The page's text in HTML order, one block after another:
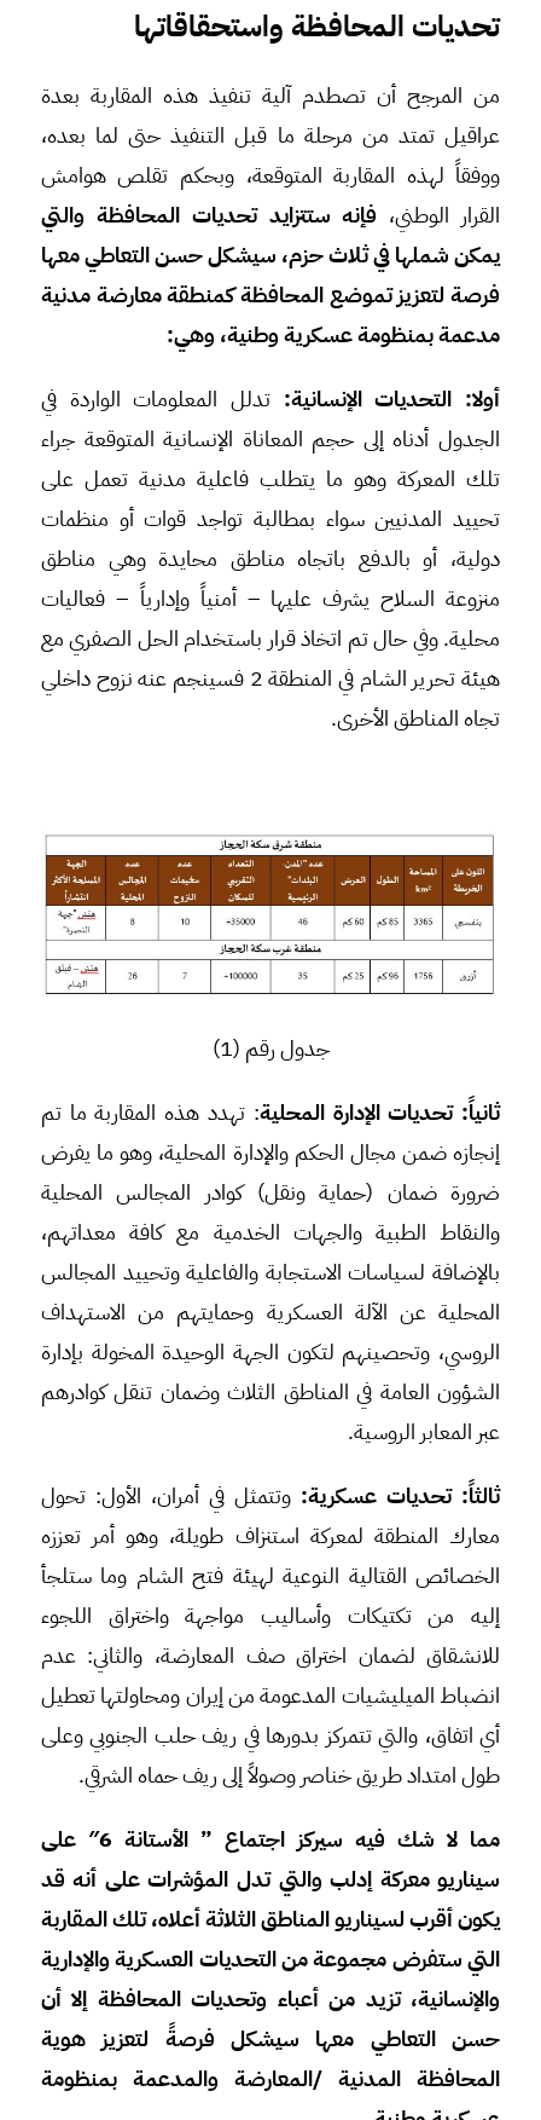
تحديات المحافظة واستحقاقاتها
من المرجح أن تصطدم آلية تنفيذ هذه المقاربة بعدة
عراقيل تمتد من مرحلة ما قبل التنفيذ حتى لما بعده،
ووفقاً لهذه المقاربة المتوقعة، وبحكم تقلص هوامش
القرار الوطني، فإنه ستتزايد تحديات المحافظة والتي
يمكن شملها في ثلاث حزم، سيشكل حسن التعاطي معها
فرصة لتعزيز تموضع المحافظة كمنطقة معارضة مدنية
مدعمة بمنظومة عسكرية وطنية، وهي:
أولا: التحديات الإنسانية: تدلل المعلومات الواردة في
الجدول أدناه إلى حجم المعاناة الإنسانية المتوقعة جراء
تلك المعركة وهو ما يتطلب فاعلية مدنية تعمل على
تحييد المدنيين سواء بمطالبة تواجد قوات أو منظمات
دولية، أو بالدفع باتجاه مناطق محايدة وهي مناطق
منزوعة السلاح يشرف عليها – أمنياً وإدارياً – فعاليات
محلية. وفي حال تم اتخاذ قرار باستخدام الحل الصفري مع
هيئة تحرير الشام في المنطقة 2 فسينجم عنه نزوح داخلي
تجاه المناطق الأخرى.
جدول رقم (1)
ثانياً: تحديات الإدارة المحلية: تهدد هذه المقاربة ما تم
إنجازه ضمن مجال الحكم والإدارة المحلية، وهو ما يفرض
ضرورة ضمان (حماية ونقل) كوادر المجالس المحلية
والنقاط الطبية والجهات الخدمية مع كافة معداتهم،
بالإضافة لسياسات الاستجابة والفاعلية وتحييد المجالس
المحلية عن الآلة العسكرية وحمايتهم من الاستهداف
الروسي، وتحصينهم لتكون الجهة الوحيدة المخولة بإدارة
الشؤون العامة في المناطق الثلاث وضمان تنقل كوادرهم
عبر المعابر الروسية.
ثالثاً: تحديات عسكرية: وتتمثل في أمران، الأول: تحول
معارك المنطقة لمعركة استنزاف طويلة، وهو أمر تعززه
الخصائص القتالية النوعية لهيئة فتح الشام وما ستلجأ
إليه من تكتيكات وأساليب مواجهة واختراق اللجوء
للانشقاق لضمان اختراق صف المعارضة، والثاني: عدم
انضباط الميليشيات المدعومة من إيران ومحاولتها تعطيل
أي اتفاق، والتي تتمركز بدورها في ريف حلب الجنوبي وعلى
طول امتداد طريق خناصر وصولاً إلى ريف حماه الشرقي.
مما لا شك فيه سيركز اجتماع ” الأستانة 6″ على
سيناريو معركة إدلب والتي تدل المؤشرات على أنه قد
يكون أقرب لسيناريو المناطق الثلاثة أعلاه، تلك المقاربة
التي ستفرض مجموعة من التحديات العسكرية والإدارية
والإنسانية، تزيد من أعباء وتحديات المحافظة إلا أن
حسن التعاطي معها سيشكل فرصةً لتعزيز هوية
المحافظة المدنية /المعارضة والمدعمة بمنظومة